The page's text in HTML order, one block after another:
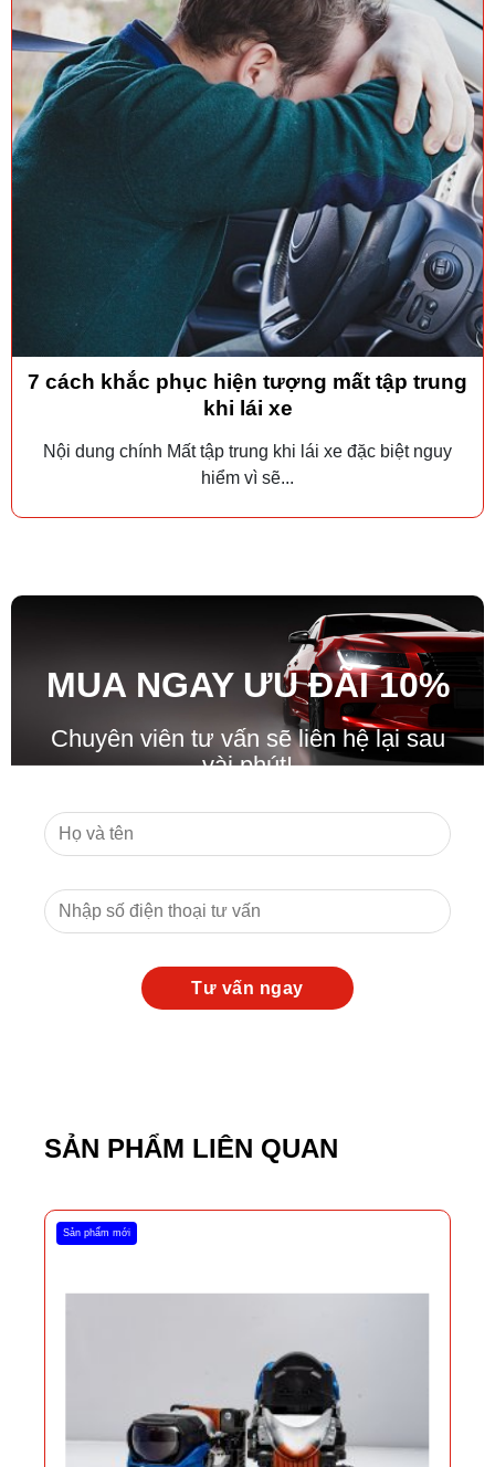
7 cách khắc phục hiện tượng mất tập trung
khi lái xe
Nội dung chính Mất tập trung khi lái xe đặc biệt nguy
hiểm vì sẽ...
MUA NGAY ƯU ĐÃI10%
Chuyên viên tư vấn sẽ liên hệ lại sau
vài phút!
SẢN PHẨM LIÊN QUAN
Sản phẩm mới